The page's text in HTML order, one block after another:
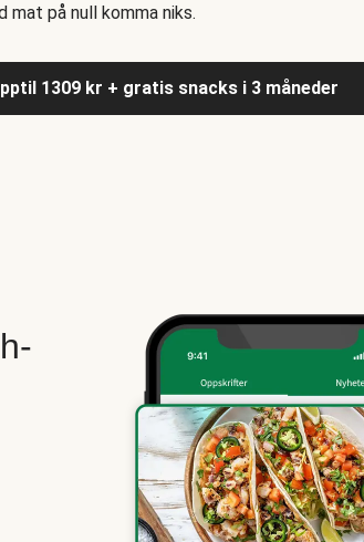
på null komma niks.
1309 kr + gratis snacks i 3 måneder